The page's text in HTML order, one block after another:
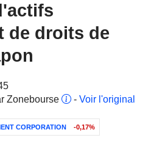
de droits de
Zonebourse
- Voir l'original
CORPORATION -0,17%